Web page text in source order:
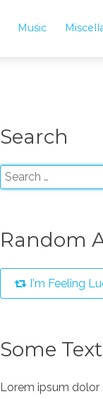
Music
Search
Random
I'm Feeling
Some
Lorem ipsum